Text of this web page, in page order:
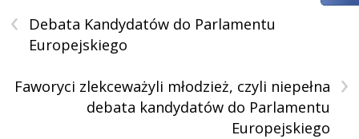
‹
Debata Kandydatów do Parlamentu
Europejskiego
›
Faworyci zlekceważyli młodzież, czyli niepełna
debata kandydatów do Parlamentu
Europejskiego